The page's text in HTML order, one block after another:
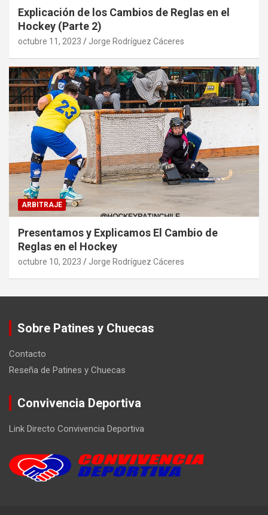
Explicación de los Cambios de Reglas en el
Hockey (Parte 2)
octubre 11, 2023 Jorge Rodríguez Cáceres
ARBITRAJE
Presentamos y Explicamos El Cambio de
Reglas en el Hockey
octubre 10, 2023 Jorge Rodríguez Cáceres
Sobre Patines y Chuecas
Contacto
Reseña de Patines y Chuecas
Convivencia Deportiva
Link Directo Convivencia Deportiva